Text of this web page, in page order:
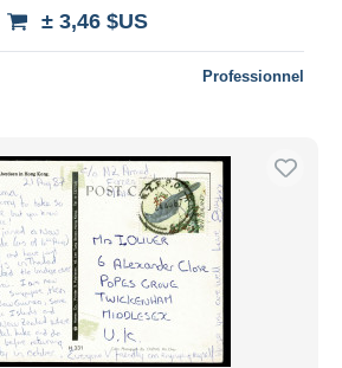
± 3,46 $US
Professionnel